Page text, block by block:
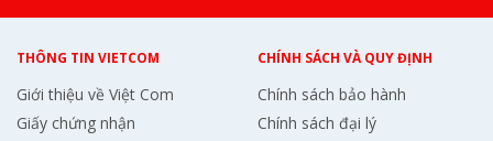
THÔNG TIN VIETCOM
Giới thiệu về Việt Com
Giấy chứng nhận
CHÍNH SÁCH VÀ QUY ĐỊNH
Chính sách bảo hành
Chính sách đại lý